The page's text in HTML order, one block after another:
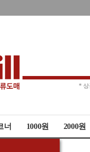
*
너 1000원 2000원